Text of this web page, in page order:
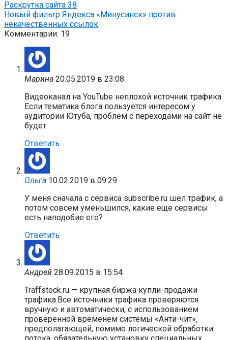
Раскрутка сайта 38
Новый фильтр Яндекса «Минусинск» против
некачественных ссылок
Комментарии: 19
Марина 20.05.2019 в 23:08
Видеоканал на YouTube неплохой источник трафика.
Если тематика блога пользуется интересом у
аудитории Ютуба, проблем с переходами на сайт не
будет.
Ответить
Ольга 10.02.2019 в 09:29
У меня сначала с сервиса subscribe.ru шел трафик, а
потом совсем уменьшился, какие еще сервисы
есть наподобие его?
Ответить
Андрей 28.09.2015 в 15:54
Traffstock.ru — крупная биржа купли-продажи
трафика.Все источники трафика проверяются
вручную и автоматически, с использованием
проверенной временем системы «Анти-чит»,
предполагающей, помимо логической обработки